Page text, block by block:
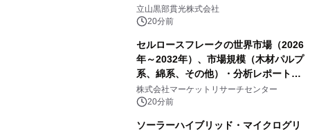
立山黒部貫光株式会社
20分前
セルロースフレークの世界市場（2026
年～2032年）、市場規模（木材パルプ
系、綿系、その他）・分析レポートを
発表
株式会社マーケットリサーチセンター
20分前
ソーラーハイブリッド・マイクログリ